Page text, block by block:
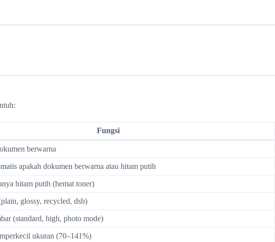
Fungsi
berwarna
apakah dokumen berwarna atau hitam putih
hitam putih (hemat toner)
glossy, recycled, dsb)
(standard, high, photo mode)
ukuran (70–141%)